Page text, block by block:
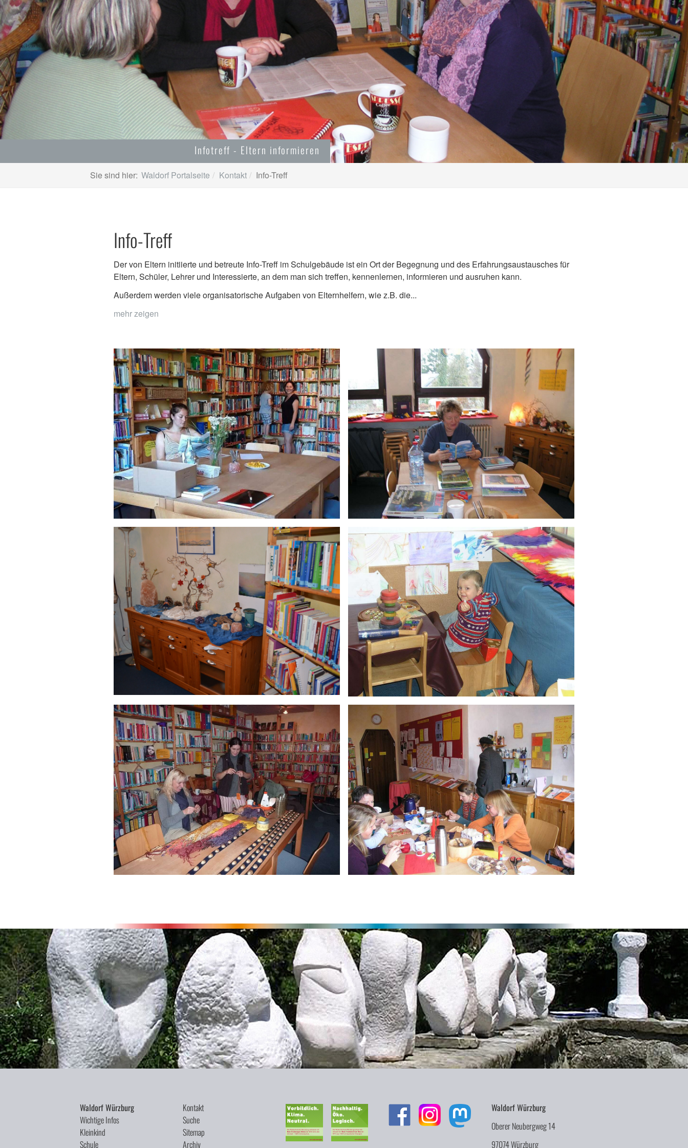
Infotreff - Eltern informieren
Sie sind hier: Waldorf Portalseite Kontakt Info-Treff
Info-Treff
Der von Eltern initiierte und betreute Info-Treff im Schulgebäude ist ein Ort der Begegnung und des Erfahrungsaustausches für
Eltern, Schüler, Lehrer und Interessierte, an dem man sich treffen, kennenlernen, informieren und ausruhen kann.
Außerdem werden viele organisatorische Aufgaben von Elternhelfern, wie z.B. die...
mehr zeigen
Waldorf Würzburg
Wichtige Infos
Kleinkind
Schule
Kontakt
Suche
Sitemap
Archiv
Waldorf Würzburg
Oberer Neubergweg 14
97074 Würzburg